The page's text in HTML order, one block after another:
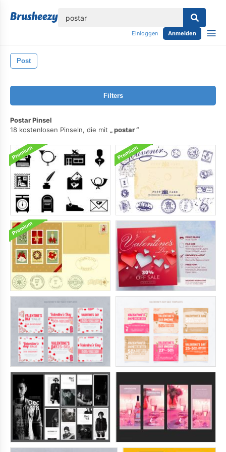
Einloggen Anmelden
Post
Filters
Postar Pinsel
18 kostenlosen Pinseln, die mit
postar